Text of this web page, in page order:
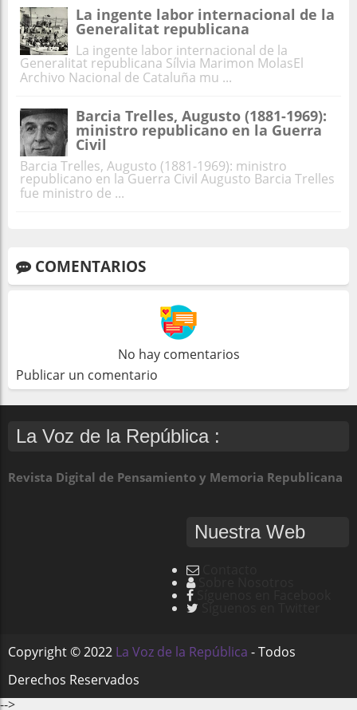
La ingente labor internacional de la
Generalitat republicana
La ingente labor internacional de la
Generalitat republicana Sílvia Marimon MolasEl
Archivo Nacional de Cataluña mu ...
Barcia Trelles, Augusto (1881-1969):
ministro republicano en la Guerra
Civil
Barcia Trelles, Augusto (1881-1969): ministro
republicano en la Guerra Civil Augusto Barcia Trelles
fue ministro de ...
COMENTARIOS
No hay comentarios
Publicar un comentario
La Voz de la República :
Revista Digital de Pensamiento y Memoria Republicana
Nuestra Web
Copyright ©2022 La Voz de la República - Todos
Derechos Reservados
-->